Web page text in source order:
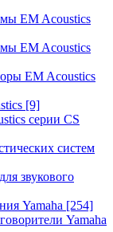
EM Acoustics
EM Acoustics
EM Acoustics
[9]
серии CS
систем
звукового
Yamaha [254]
Yamaha